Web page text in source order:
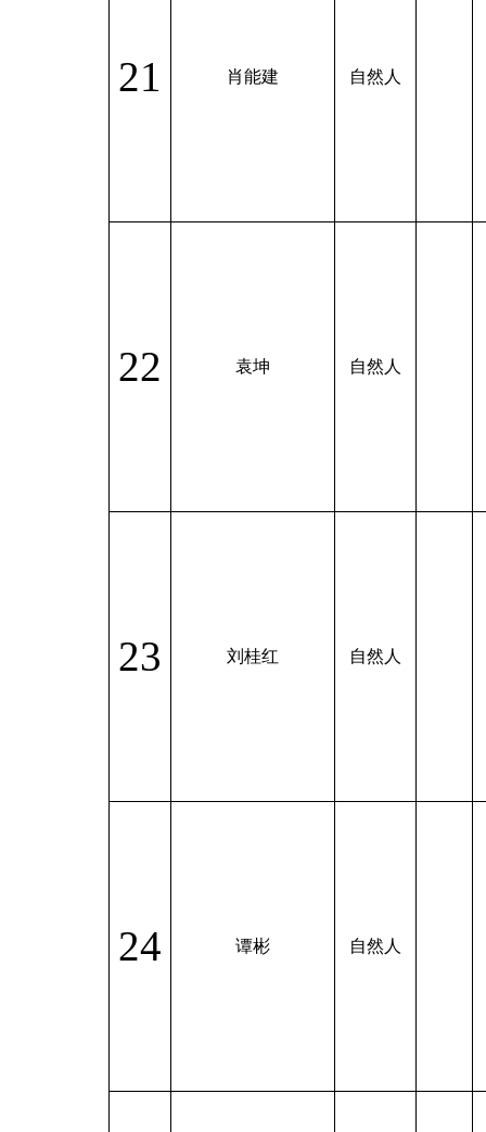
21 肖能建 自然人
22 袁坤 自然人
23 刘桂红 自然人
24 谭彬 自然人